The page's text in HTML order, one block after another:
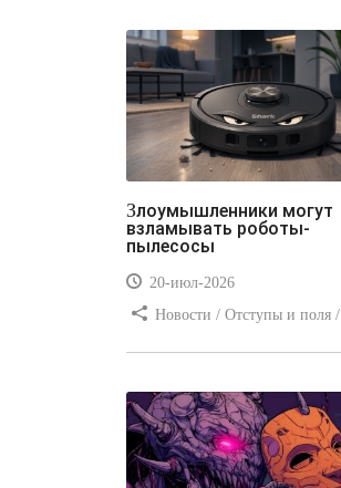
/ Вёрстка / Видео уроки
Злоумышленники могут
взламывать роботы-
пылесосы
20-июл-2026
Новости / Отступы и поля /
/ Текст / Цвет / Видео уроки